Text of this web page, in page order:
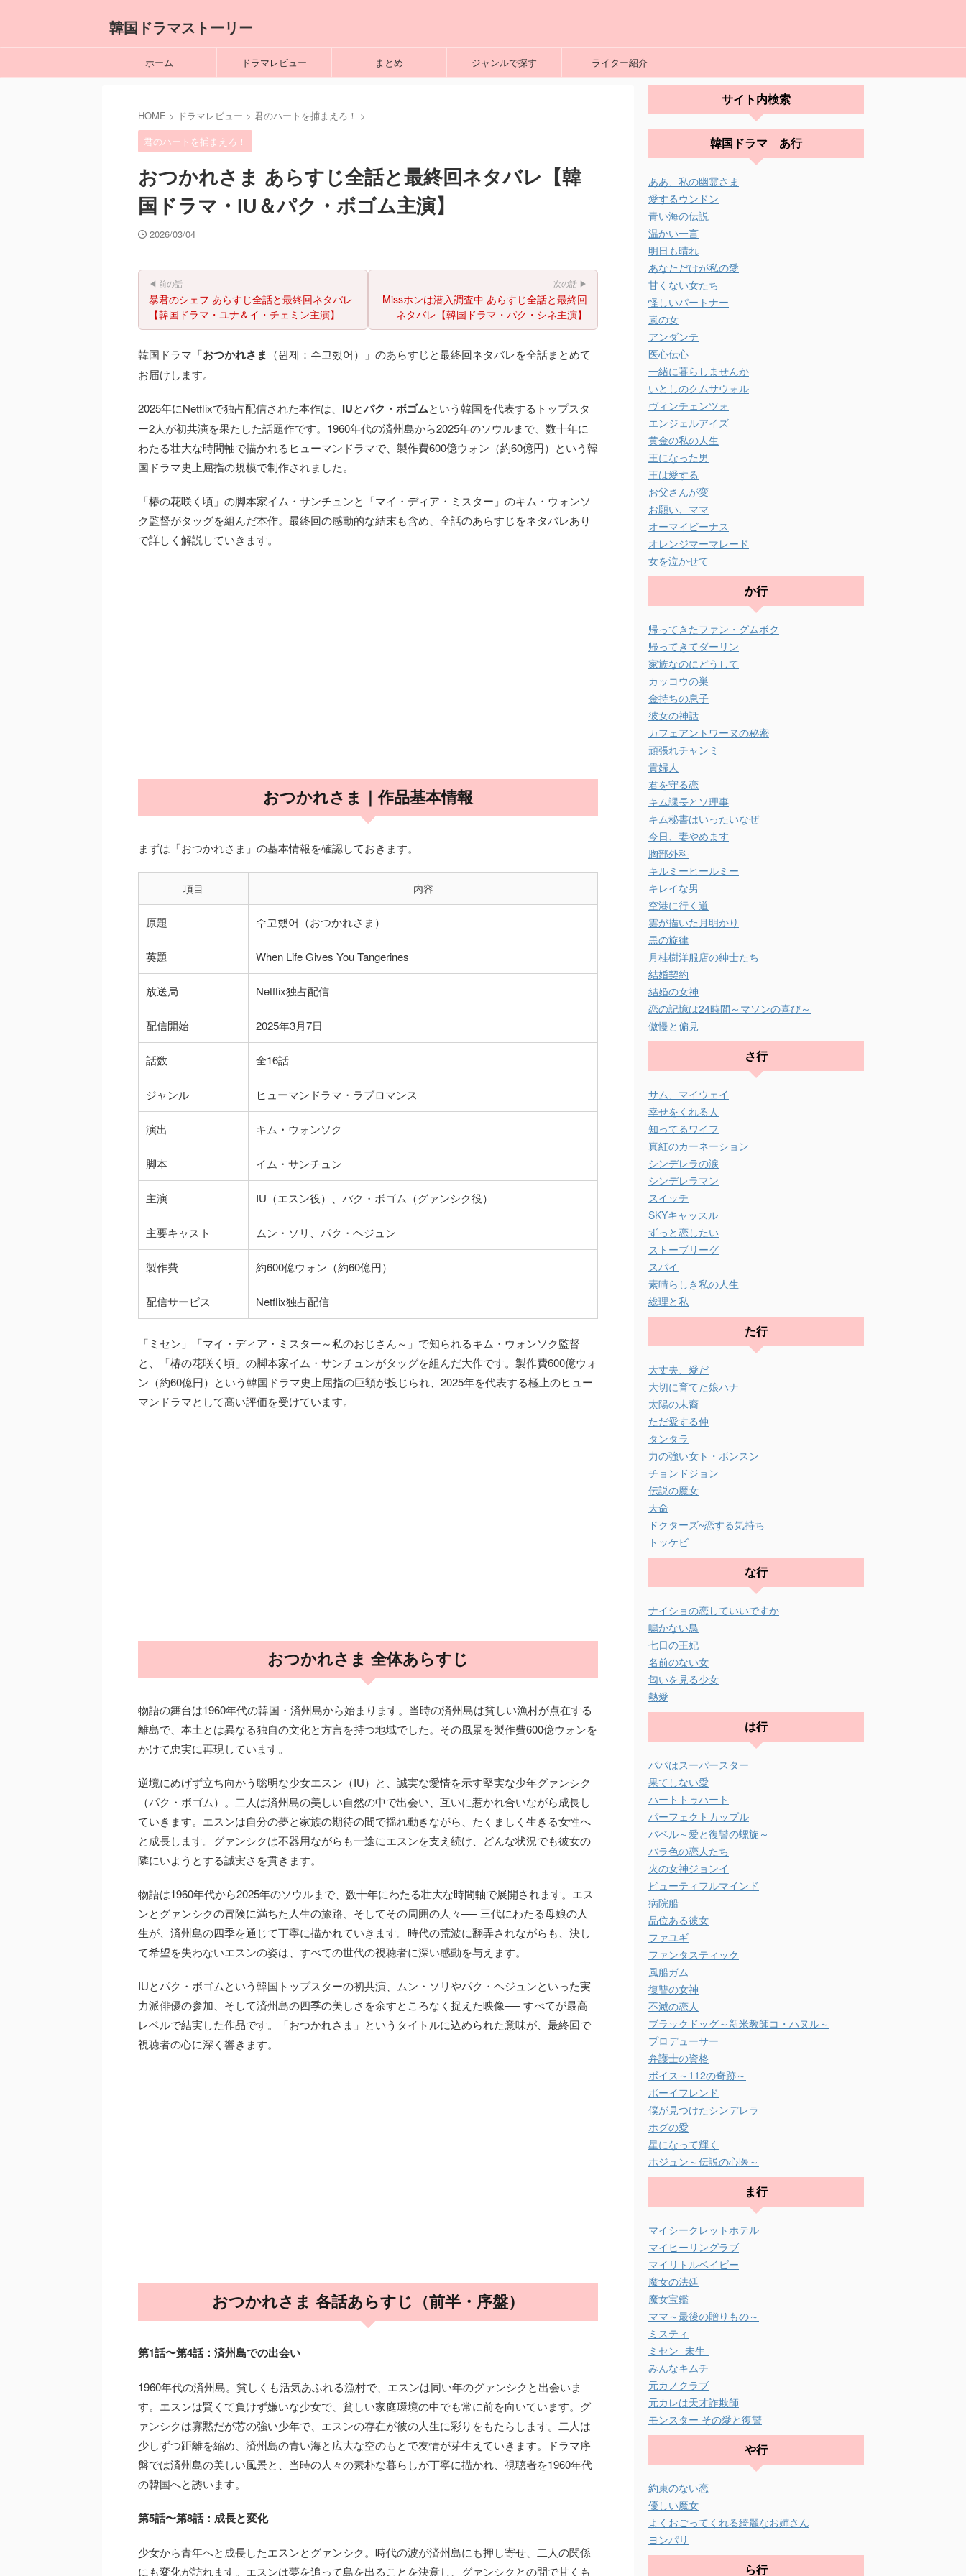
韓国ドラマストーリー
ホーム ドラマレビュー まとめ ジャンルで探す ライター紹介
HOME > ドラマレビュー > 君のハートを捕まえろ！ >
君のハートを捕まえろ！
おつかれさま あらすじ全話と最終回ネタバレ【韓
国ドラマ・IU＆パク・ボゴム主演】
2026/03/04
◀ 前の話
暴君のシェフ あらすじ全話と最終回ネタバレ
【韓国ドラマ・ユナ＆イ・チェミン主演】
次の話 ▶
Missホンは潜入調査中 あらすじ全話と最終回
ネタバレ【韓国ドラマ・パク・シネ主演】
韓国ドラマ「おつかれさま （원제：수고했어）」のあらすじと最終回ネタバレを全話まとめて
お届けします。
2025年にNetflixで独占配信された本作は、 IUとパク・ボゴムという韓国を代表するトップスタ
ー2人が初共演を果たした話題作です。1960年代の済州島から2025年のソウルまで、数十年に
わたる壮大な時間軸で描かれるヒューマンドラマで、製作費600億ウォン（約60億円）という韓
国ドラマ史上屈指の規模で制作されました。
「椿の花咲く頃」の脚本家イム・サンチュンと「マイ・ディア・ミスター」のキム・ウォンソ
ク監督がタッグを組んだ本作。最終回の感動的な結末も含め、全話のあらすじをネタバレあり
で詳しく解説していきます。
おつかれさま｜作品基本情報
まずは「おつかれさま」の基本情報を確認しておきます。
項目 内容
原題 수고했어（おつかれさま）
英題 When Life Gives You Tangerines
放送局 Netflix独占配信
配信開始 2025年3月7日
話数 全16話
ジャンル ヒューマンドラマ・ラブロマンス
演出 キム・ウォンソク
脚本 イム・サンチュン
主演 IU（エスン役）、パク・ボゴム（グァンシク役）
主要キャスト ムン・ソリ、パク・ヘジュン
製作費 約600億ウォン（約60億円）
配信サービス Netflix独占配信
「ミセン」「マイ・ディア・ミスター～私のおじさん～」で知られるキム・ウォンソク監督
と、「椿の花咲く頃」の脚本家イム・サンチュンがタッグを組んだ大作です。製作費600億ウォ
ン（約60億円）という韓国ドラマ史上屈指の巨額が投じられ、2025年を代表する極上のヒュー
マンドラマとして高い評価を受けています。
おつかれさま 全体あらすじ
物語の舞台は1960年代の韓国・済州島から始まります。当時の済州島は貧しい漁村が点在する
離島で、本土とは異なる独自の文化と方言を持つ地域でした。その風景を製作費600億ウォンを
かけて忠実に再現しています。
逆境にめげず立ち向かう聡明な少女エスン（IU）と、誠実な愛情を示す堅実な少年グァンシク
（パク・ボゴム）。二人は済州島の美しい自然の中で出会い、互いに惹かれ合いながら成長し
ていきます。エスンは自分の夢と家族の期待の間で揺れ動きながら、たくましく生きる女性へ
と成長します。グァンシクは不器用ながらも一途にエスンを支え続け、どんな状況でも彼女の
隣にいようとする誠実さを貫きます。
物語は1960年代から2025年のソウルまで、数十年にわたる壮大な時間軸で展開されます。エス
ンとグァンシクの冒険に満ちた人生の旅路、そしてその周囲の人々── 三代にわたる母娘の人
生が、済州島の四季を通じて丁寧に描かれていきます。時代の荒波に翻弄されながらも、決し
て希望を失わないエスンの姿は、すべての世代の視聴者に深い感動を与えます。
IUとパク・ボゴムという韓国トップスターの初共演、ムン・ソリやパク・ヘジュンといった実
力派俳優の参加、そして済州島の四季の美しさを余すところなく捉えた映像── すべてが最高
レベルで結実した作品です。「おつかれさま」というタイトルに込められた意味が、最終回で
視聴者の心に深く響きます。
おつかれさま 各話あらすじ（前半・序盤）
第1話〜第4話：済州島での出会い
1960年代の済州島。貧しくも活気あふれる漁村で、エスンは同い年のグァンシクと出会いま
す。エスンは賢くて負けず嫌いな少女で、貧しい家庭環境の中でも常に前を向いています。グ
ァンシクは寡黙だが芯の強い少年で、エスンの存在が彼の人生に彩りをもたらします。二人は
少しずつ距離を縮め、済州島の青い海と広大な空のもとで友情が芽生えていきます。ドラマ序
盤では済州島の美しい風景と、当時の人々の素朴な暮らしが丁寧に描かれ、視聴者を1960年代
の韓国へと誘います。
第5話〜第8話：成長と変化
少女から青年へと成長したエスンとグァンシク。時代の波が済州島にも押し寄せ、二人の関係
にも変化が訪れます。エスンは夢を追って島を出ることを決意し、グァンシクとの間で甘くも
サイト内検索
韓国ドラマ あ行
ああ、私の幽霊さま
愛するウンドン
青い海の伝説
温かい一言
明日も晴れ
あなただけが私の愛
甘くない女たち
怪しいパートナー
嵐の女
アンダンテ
医心伝心
一緒に暮らしませんか
いとしのクムサウォル
ヴィンチェンツォ
エンジェルアイズ
黄金の私の人生
王になった男
王は愛する
お父さんが変
お願い、ママ
オーマイビーナス
オレンジマーマレード
女を泣かせて
か行
帰ってきたファン・グムボク
帰ってきてダーリン
家族なのにどうして
カッコウの巣
金持ちの息子
彼女の神話
カフェアントワーヌの秘密
頑張れチャンミ
貴婦人
君を守る恋
キム課長とソ理事
キム秘書はいったいなぜ
今日、妻やめます
胸部外科
キルミーヒールミー
キレイな男
空港に行く道
雲が描いた月明かり
黒の旋律
月桂樹洋服店の紳士たち
結婚契約
結婚の女神
恋の記憶は24時間～マソンの喜び～
傲慢と偏見
さ行
サム、マイウェイ
幸せをくれる人
知ってるワイフ
真紅のカーネーション
シンデレラの涙
シンデレラマン
スイッチ
SKYキャッスル
ずっと恋したい
ストーブリーグ
スパイ
素晴らしき私の人生
総理と私
た行
大丈夫、愛だ
大切に育てた娘ハナ
太陽の末裔
ただ愛する仲
タンタラ
力の強い女ト・ボンスン
チョンドジョン
伝説の魔女
天命
ドクターズ~恋する気持ち
トッケビ
な行
ナイショの恋していいですか
鳴かない鳥
七日の王妃
名前のない女
匂いを見る少女
熱愛
は行
パパはスーパースター
果てしない愛
ハートトゥハート
パーフェクトカップル
バベル～愛と復讐の螺旋～
バラ色の恋人たち
火の女神ジョンイ
ビューティフルマインド
病院船
品位ある彼女
ファユギ
ファンタスティック
風船ガム
復讐の女神
不滅の恋人
ブラックドッグ～新米教師コ・ハヌル～
プロデューサー
弁護士の資格
ボイス～112の奇跡～
ボーイフレンド
僕が見つけたシンデレラ
ホグの愛
星になって輝く
ホジュン～伝説の心医～
ま行
マイシークレットホテル
マイヒーリングラブ
マイリトルベイビー
魔女の法廷
魔女宝鑑
ママ～最後の贈りもの～
ミスティ
ミセン -未生-
みんなキムチ
元カノクラブ
元カレは天才詐欺師
モンスター その愛と復讐
や行
約束のない恋
優しい魔女
よくおごってくれる綺麗なお姉さん
ヨンパリ
ら行